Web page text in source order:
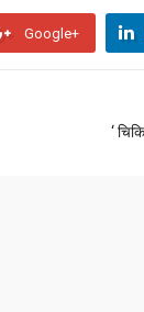
Google+
‘